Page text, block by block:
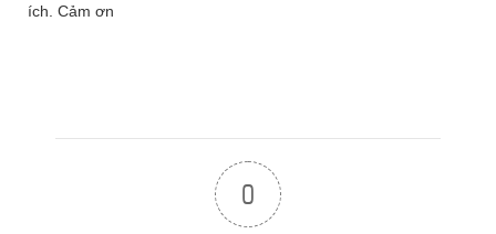
ích. Cảm ơn
0